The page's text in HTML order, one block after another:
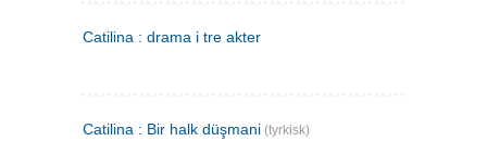
Catilina : drama i tre akter
Catilina : Bir halk düşmani (tyrkisk)